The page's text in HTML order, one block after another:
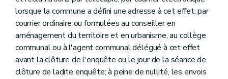
Section 12
Des dispositions diverses
Art. 133
Art. 134
Art. 135
Art. 136
Art. 136
Art. 137
Art. 138
lorsque la commune a défini une adresse à cet effet, par
courrier ordinaire ou formulées au conseiller en
aménagement du territoire et en urbanisme, au collège
communal ou à l'agent communal délégué à cet effet
avant la clôture de l'enquête ou le jour de la séance de
clôture de ladite enquête; à peine de nullité, les envois